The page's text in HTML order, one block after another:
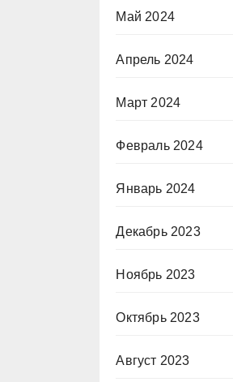
Май 2024
Апрель 2024
Март 2024
Февраль 2024
Январь 2024
Декабрь 2023
Ноябрь 2023
Октябрь 2023
Август 2023